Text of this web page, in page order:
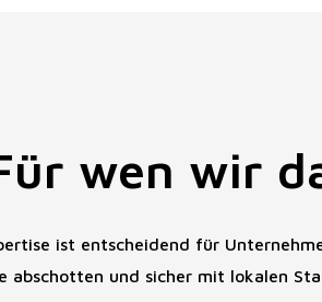
wen wir
ist entscheidend für
abschotten und sicher mit lokalen